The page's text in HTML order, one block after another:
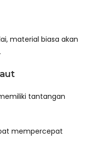
material biasa akan
tantangan
mempercepat